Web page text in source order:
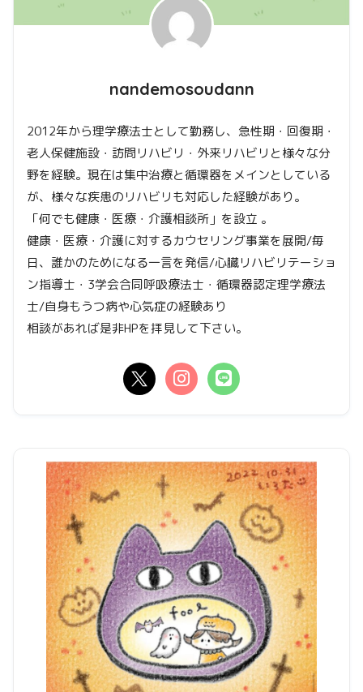
nandemosoudann
2012年から理学療法士として勤務し、急性期・回復期・
老人保健施設・訪問リハビリ・外来リハビリと様々な分
野を経験。現在は集中治療と循環器をメインとしている
が、様々な疾患のリハビリも対応した経験があり。
「何でも健康・医療・介護相談所」を設立 。
健康・医療・介護に対するカウセリング事業を展開/毎
日、誰かのためになる一言を発信/心臓リハビリテーショ
ン指導士・3学会合同呼吸療法士・循環器認定理学療法
士/自身もうつ病や心気症の経験あり
相談があれば是非HPを拝見して下さい。